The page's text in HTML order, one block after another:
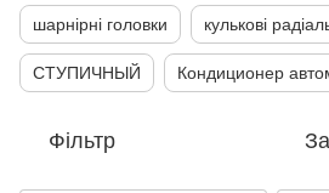
шарнірні головки кулькові
СТУПИЧНЫЙ Кондиционер
Фільтр